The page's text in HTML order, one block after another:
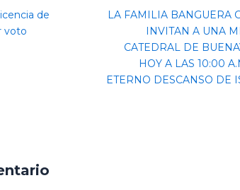
de
voto
LA FAMILIA BANGUERA
INVITAN A UNA
CATEDRAL DE
HOY A LAS 10:00
ETERNO DESCANSO DE